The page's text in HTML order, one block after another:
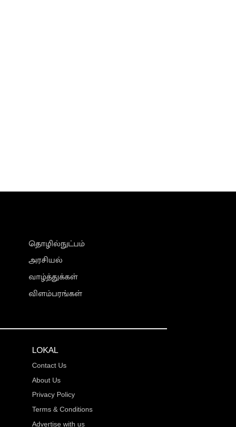
தொழில்நுட்பம்
அரசியல்
வாழ்த்துக்கள்
விளம்பரங்கள்
LOKAL
Contact Us
About Us
Privacy Policy
Terms & Conditions
Advertise with us